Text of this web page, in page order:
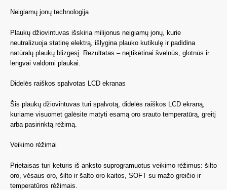
Neigiamų jonų technologija
Plaukų džiovintuvas išskiria milijonus neigiamų jonų, kurie
neutralizuoja statinę elektrą, išlygina plauko kutikulę ir padidina
natūralų plaukų blizgesį. Rezultatas – neįtikėtinai švelnūs, glotnūs ir
lengvai valdomi plaukai.
Didelės raiškos spalvotas LCD ekranas
Šis plaukų džiovintuvas turi spalvotą, didelės raiškos LCD ekraną,
kuriame visuomet galėsite matyti esamą oro srauto temperatūrą, greitį
arba pasirinktą rėžimą.
Veikimo rėžimai
Prietaisas turi keturis iš anksto suprogramuotus veikimo rėžimus: šilto
oro, vėsaus oro, šilto ir šalto oro kaitos, SOFT su mažo greičio ir
temperatūros rėžimais.